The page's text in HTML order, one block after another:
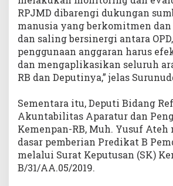
RPJMD dibarengi dukungan
manusia yang berkomitmen
dan saling bersinergi antara
penggunaan anggaran harus
dan mengaplikasikan seluruh
RB dan Deputinya,” jelas
Sementara itu, Deputi Bidang
Akuntabilitas Aparatur dan
Kemenpan-RB, Muh. Yusuf Ateh
dasar pemberian Predikat B
melalui Surat Keputusan (SK)
B/31/AA.05/2019.